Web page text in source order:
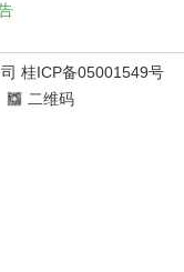
桂ICP备05001549号
二维码